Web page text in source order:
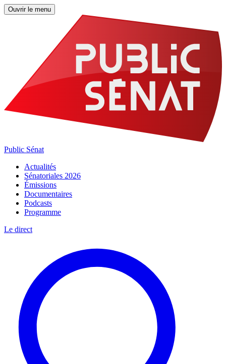
Ouvrir le menu
Public Sénat
Actualités
Sénatoriales 2026
Émissions
Documentaires
Podcasts
Programme
Le direct